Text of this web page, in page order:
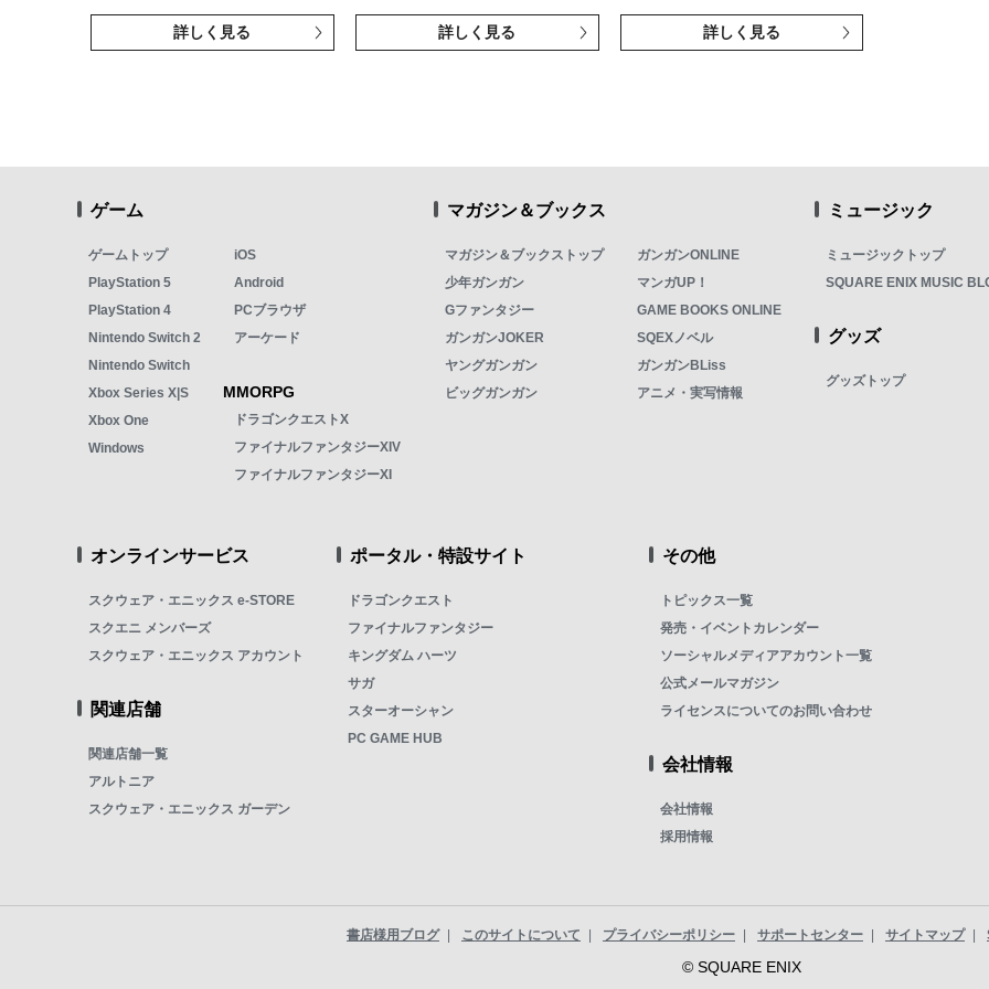
詳しく見る 詳しく見る 詳しく見る
ゲーム
ゲームトップ
PlayStation 5
PlayStation 4
Nintendo Switch 2
Nintendo Switch
Xbox Series X|S
Xbox One
Windows
iOS
Android
PCブラウザ
アーケード
MMORPG
ドラゴンクエストX
ファイナルファンタジーXIV
ファイナルファンタジーXI
マガジン＆ブックス
マガジン＆ブックストップ
少年ガンガン
Gファンタジー
ガンガンJOKER
ヤングガンガン
ビッグガンガン
ガンガンONLINE
マンガUP！
GAME BOOKS ONLINE
SQEXノベル
ガンガンBLiss
アニメ・実写情報
ミュージック
ミュージックトップ
SQUARE ENIX MUSIC
グッズ
グッズトップ
オンラインサービス
スクウェア・エニックス e-STORE
スクエニ メンバーズ
スクウェア・エニックス アカウント
関連店舗
関連店舗一覧
アルトニア
スクウェア・エニックス ガーデン
ポータル・特設サイト
ドラゴンクエスト
ファイナルファンタジー
キングダム ハーツ
サガ
スターオーシャン
PC GAME HUB
その他
トピックス一覧
発売・イベントカレンダー
ソーシャルメディアアカウント一覧
公式メールマガジン
ライセンスについてのお問い合わせ
会社情報
会社情報
採用情報
書店様用ブログ このサイトについて プライバシーポリシー サポートセンター サイトマップ
© SQUARE ENIX